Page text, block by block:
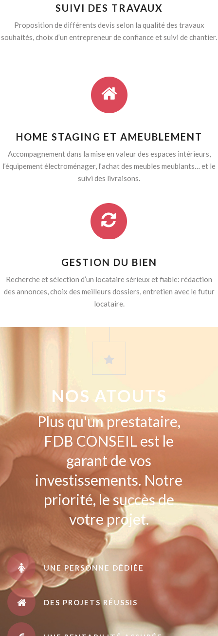
SUIVI DES TRAVAUX
Proposition de différents devis selon la qualité des travaux
souhaités, choix d’un entrepreneur de confiance et suivi de chantier.
HOME STAGING ET AMEUBLEMENT
Accompagnement dans la mise en valeur des espaces intérieurs,
l’équipement électroménager, l’achat des meubles meublants… et le
suivi des livraisons.
GESTION DU BIEN
Recherche et sélection d’un locataire sérieux et fiable: rédaction
des annonces, choix des meilleurs dossiers, entretien avec le futur
locataire.
NOS ATOUTS
Plus qu'un prestataire,
FDB CONSEIL est le
garant de vos
investissements. Notre
priorité, le succès de
votre projet.
UNE PERSONNE DÉDIÉE
DES PROJETS RÉUSSIS